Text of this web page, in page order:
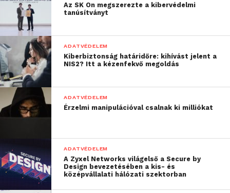
A vállalatok informatikai rendszereiben rengeteg
esemény zajlik, és egy ilyen eset általában elsikkad,
vagy csak akkor derül rá fény, amikor már késő
megakadályozni a lehetséges következményeit. A
fejlett elemző rendszerek azonban képesek észlelni
ezeket az aktivitásokat és maguktól felmérni a
kockázatokat. Ezt követően pedig automatikusan
meg is teszik a szükséges válaszlépéseket, illetve
riasztást küldenek az illetékes IT-biztonsági
hatékonyan, az IT-biztonsági részleg leterhelése
nélkül csökkenthetők a belső fenyegetések
jelentette kockázatok.
Az SK On megszerezte a kibervédelmi
tanúsítványt
ADATVÉDELEM
Kiberbiztonság határidőre: kihívást jelent a
NIS2? Itt a kézenfekvő megoldás
ADATVÉDELEM
Érzelmi manipulációval csalnak ki milliókat
ADATVÉDELEM
A Zyxel Networks világelső a Secure by
Design bevezetésében a kis- és
középvállalati hálózati szektorban